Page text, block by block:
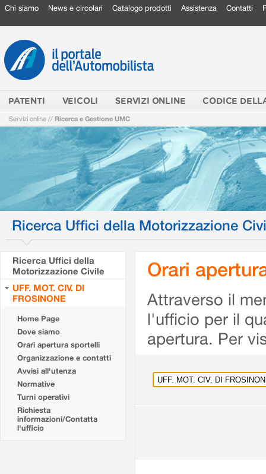
Chi siamo News e circolari Catalogo prodotti Assistenza Contatti
PATENTI VEICOLI SERVIZI ONLINE CODICE
Servizi online // Ricerca e Gestione UMC
Ricerca Uffici della Motorizzazione
Ricerca Uffici della
Motorizzazione Civile
UFF. MOT. CIV. DI
FROSINONE
Home Page
Dove siamo
Orari apertura sportelli
Organizzazione e contatti
Avvisi all'utenza
Normative
Turni operativi
Richiesta
informazioni/Contatta
l'ufficio
Orari
Attraverso il
l'ufficio per il
apertura. Per